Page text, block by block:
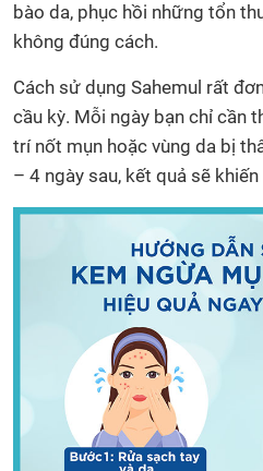
bào da, phục hồi những tổn
không đúng cách.
Cách sử dụng Sahemul rất
cầu kỳ. Mỗi ngày bạn chỉ cần
trí nốt mụn hoặc vùng da bị
– 4 ngày sau, kết quả sẽ